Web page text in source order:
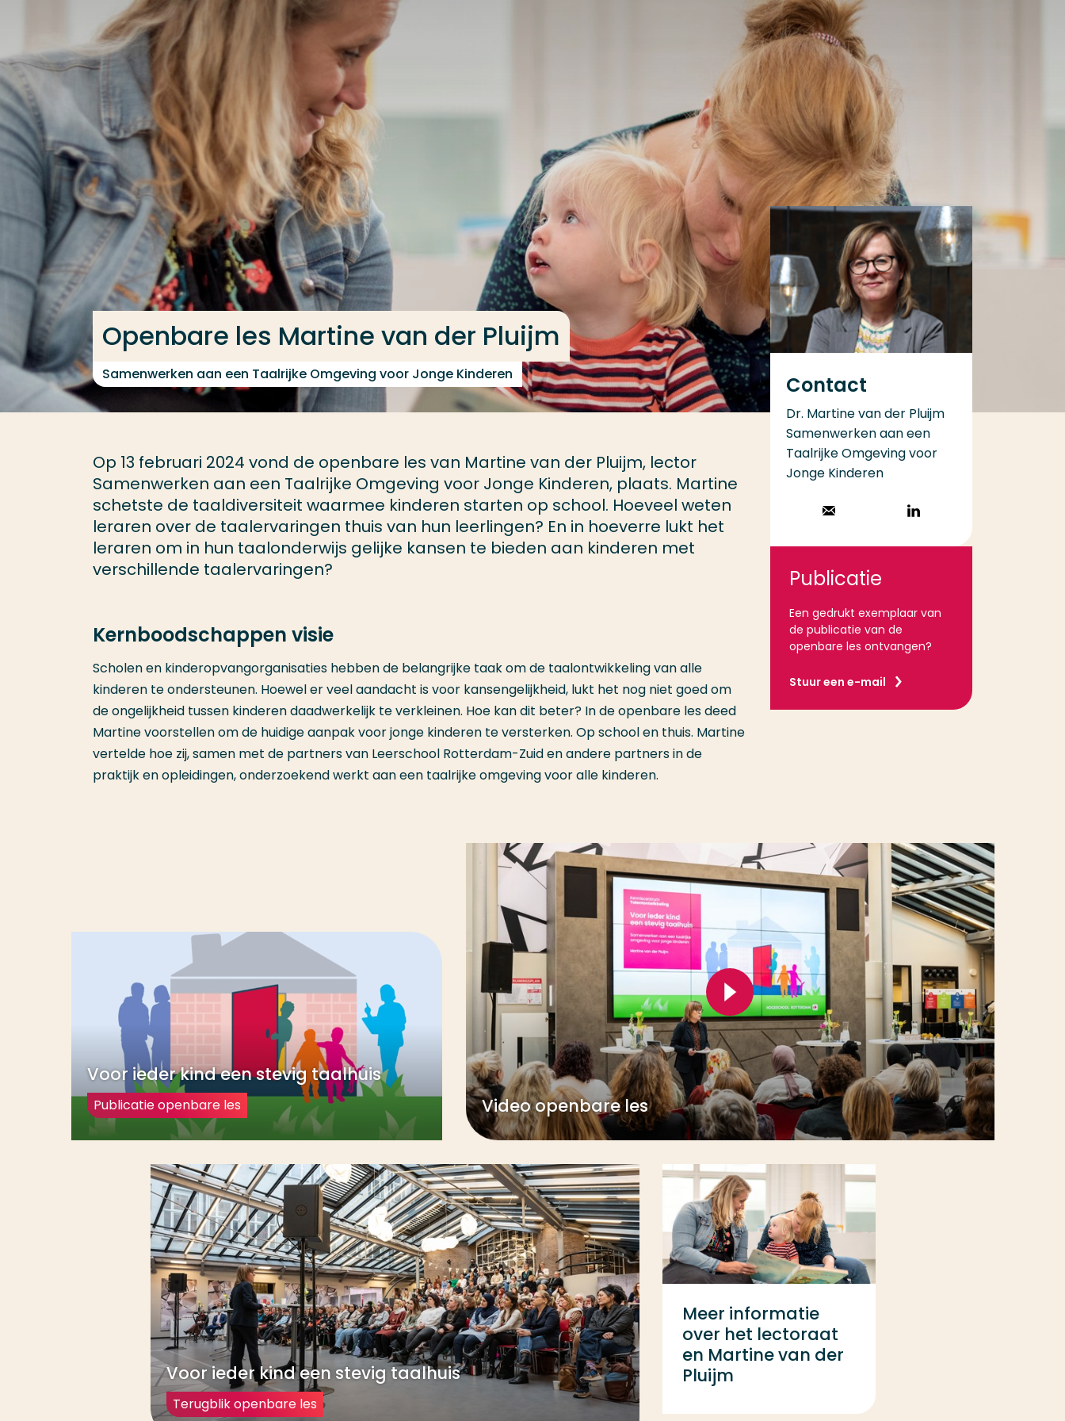
Ga direct naar de content
Openbare les Martine van der Pluijm
Samenwerken aan een Taalrijke Omgeving voor Jonge Kinderen
Op 13 februari 2024 vond de openbare les van Martine van der Pluijm, lector
Samenwerken aan een Taalrijke Omgeving voor Jonge Kinderen, plaats. Martine
schetste de taaldiversiteit waarmee kinderen starten op school. Hoeveel weten
leraren over de taalervaringen thuis van hun leerlingen? En in hoeverre lukt het
leraren om in hun taalonderwijs gelijke kansen te bieden aan kinderen met
verschillende taalervaringen?
Contact
Dr. Martine van der Pluijm
Samenwerken aan een
Taalrijke Omgeving voor
Jonge Kinderen
Stuur een email
LinkedIn
Publicatie
Een gedrukt exemplaar van
de publicatie van de
openbare les ontvangen?
Stuur een e-mail
Kernboodschappen visie
Scholen en kinderopvangorganisaties hebben de belangrijke taak om de taalontwikkeling van alle
kinderen te ondersteunen. Hoewel er veel aandacht is voor kansengelijkheid, lukt het nog niet goed om
de ongelijkheid tussen kinderen daadwerkelijk te verkleinen. Hoe kan dit beter? In de openbare les deed
Martine voorstellen om de huidige aanpak voor jonge kinderen te versterken. Op school en thuis. Martine
vertelde hoe zij, samen met de partners van Leerschool Rotterdam-Zuid en andere partners in de
praktijk en opleidingen, onderzoekend werkt aan een taalrijke omgeving voor alle kinderen.
Voor ieder kind een stevig taalhuis
Publicatie openbare les Video openbare les
Voor ieder kind een stevig taalhuis
Terugblik openbare les
Meer informatie
over het lectoraat
en Martine van der
Pluijm
Veel gezocht
Opleiding
Contact